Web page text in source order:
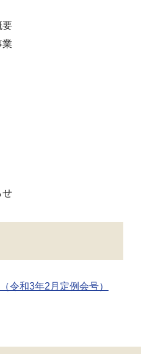
要
業
せ
令和3年2月定例会号）